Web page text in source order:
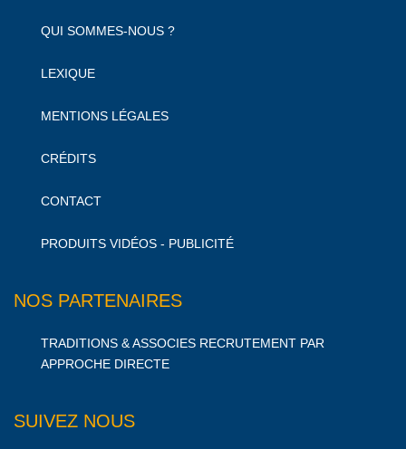
QUI SOMMES-NOUS ?
LEXIQUE
MENTIONS LÉGALES
CRÉDITS
CONTACT
PRODUITS VIDÉOS - PUBLICITÉ
NOS PARTENAIRES
TRADITIONS & ASSOCIES RECRUTEMENT PAR
APPROCHE DIRECTE
SUIVEZ NOUS